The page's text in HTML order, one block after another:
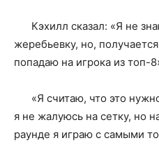
Кэхилл сказал: «Я не
жеребьевку, но,
попадаю на игрока из топ-
«Я считаю, что это
я не жалуюсь на сетку, но
раунде я играю с самыми